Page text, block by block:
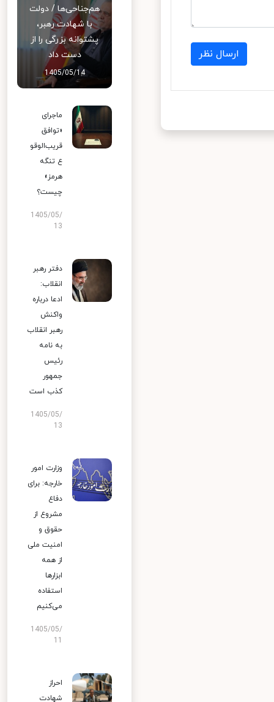
ارسال نظر
هم‌جناحی‌ها / دولت
با شهادت رهبر،
پشتوانه بزرگی را از
دست داد
1405/05/14
ماجرای
«توافق
قریب‌الوقو
ع تنگه
هرمز»
چیست؟
1405/05/
13
دفتر رهبر
انقلاب:
ادعا درباره
واکنش
رهبر انقلاب
به نامه
رئیس
جمهور
کذب است
1405/05/
13
وزارت امور
خارجه: برای
دفاع
مشروع از
حقوق و
امنیت ملی
از همه
ابزارها
استفاده
می‌کنیم
1405/05/
احراز
شهادت